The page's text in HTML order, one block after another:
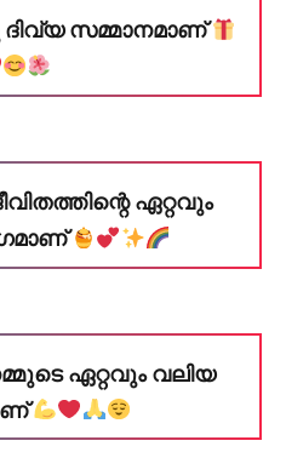
സമ്മാനമാണ്
ഏറ്റവും
ഏറ്റവും വലിയ